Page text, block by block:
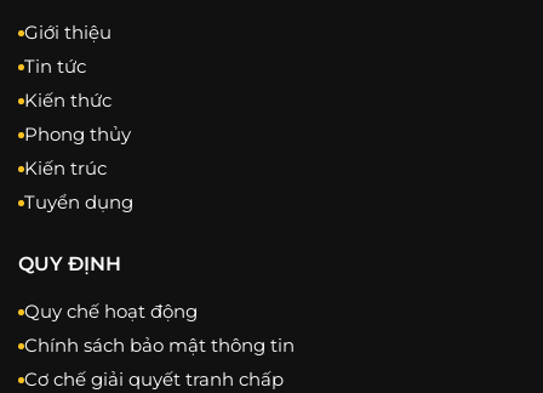
Giới thiệu
Tin tức
Kiến thức
Phong thủy
Kiến trúc
Tuyển dụng
QUY ĐỊNH
Quy chế hoạt động
Chính sách bảo mật thông tin
Cơ chế giải quyết tranh chấp